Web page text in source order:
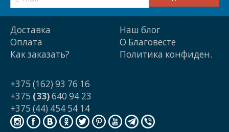
Доставка
Оплата
Как заказать?
Наш блог
О Благовесте
Политика конфиден.
+375 (162) 93 76 16
+375 (33)640 94 23
+375 (44) 454 54 14